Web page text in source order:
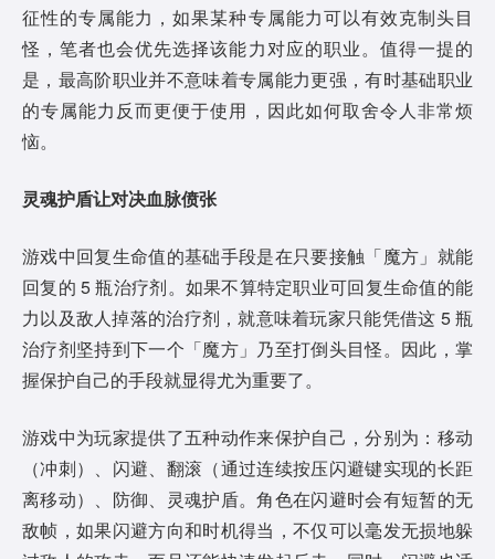
征性的专属能力，如果某种专属能力可以有效克制头目
怪，笔者也会优先选择该能力对应的职业。值得一提的
是，最高阶职业并不意味着专属能力更强，有时基础职业
的专属能力反而更便于使用，因此如何取舍令人非常烦
恼。
灵魂护盾让对决血脉偾张
游戏中回复生命值的基础手段是在只要接触「魔方」就能
回复的 5 瓶治疗剂。如果不算特定职业可回复生命值的能
力以及敌人掉落的治疗剂，就意味着玩家只能凭借这 5 瓶
治疗剂坚持到下一个「魔方」乃至打倒头目怪。因此，掌
握保护自己的手段就显得尤为重要了。
游戏中为玩家提供了五种动作来保护自己，分别为：移动
（冲刺）、闪避、翻滚（通过连续按压闪避键实现的长距
离移动）、防御、灵魂护盾。角色在闪避时会有短暂的无
敌帧，如果闪避方向和时机得当，不仅可以毫发无损地躲